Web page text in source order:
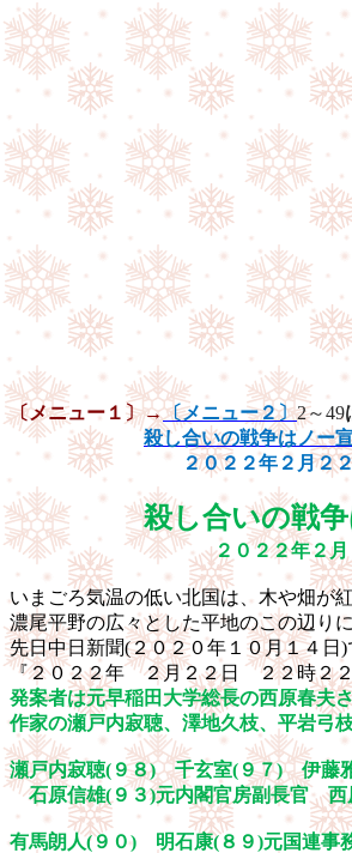
〔メニュー１〕→〔メニュー２〕2～49
殺し合いの戦争はノー
２０２２年２月２２日 ２
殺し合いの戦
２０２２年２
いまごろ気温の低い北国は、木や畑が
濃尾平野の広々とした平地のこの辺り
先日中日新聞(２０２０年１０月１４日 )
『２０２２年 ２月２２日 ２２時２２
発案者は元早稲田大学総長の西原春夫
作家の瀬戸内寂聴、澤地久枝、平岩弓
瀬戸内寂聴( ９８)千玄室( ９７)伊藤
石原信雄( ９３)元内閣官房副長官 西
有馬朗人(９０) 明石康(８９)元国連事